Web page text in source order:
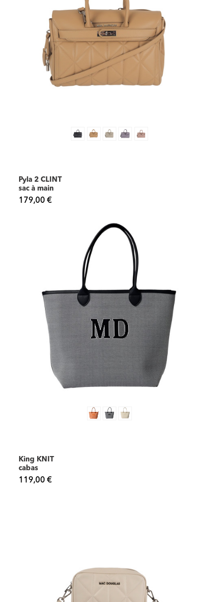
Pyla 2 CLINT
sac à main
179,00 €
King KNIT
cabas
119,00 €